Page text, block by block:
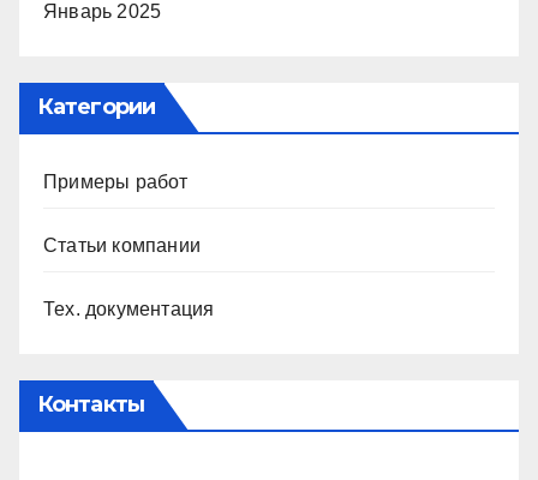
Январь 2025
Категории
Примеры работ
Статьи компании
Тех. документация
Контакты